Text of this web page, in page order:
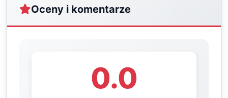
Oceny i komentarze
0.0